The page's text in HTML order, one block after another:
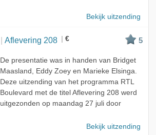
Bekijk uitzending
Aflevering 208 € 5
De presentatie was in handen van Bridget
Maasland, Eddy Zoey en Marieke Elsinga.
Deze uitzending van het programma RTL
Boulevard met de titel Aflevering 208 werd
uitgezonden op maandag 27 juli door
Bekijk uitzending